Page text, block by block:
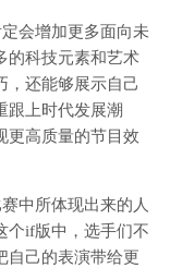
会增加更多面向未
的科技元素和艺术
，还能够展示自己
跟上时代发展潮
更高质量的节目效
中所体现出来的人
个if版中，选手们不
自己的表演带给更